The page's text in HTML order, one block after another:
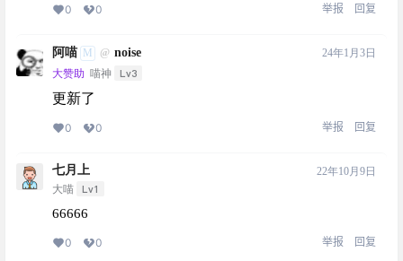
0 0 举报 回复
阿喵 M @ noise
大赞助 喵神 Lv3
24年1月3日
更新了
0 0 举报 回复
七月上
大喵 Lv1
22年10月9日
66666
0 0 举报 回复